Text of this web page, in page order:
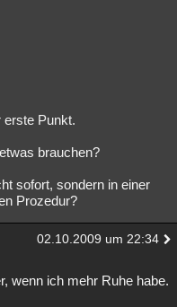
erste Punkt.
brauchen?
sofort, sondern in einer
Prozedur?
02.10.2009 um 22:34
wenn ich mehr Ruhe habe.